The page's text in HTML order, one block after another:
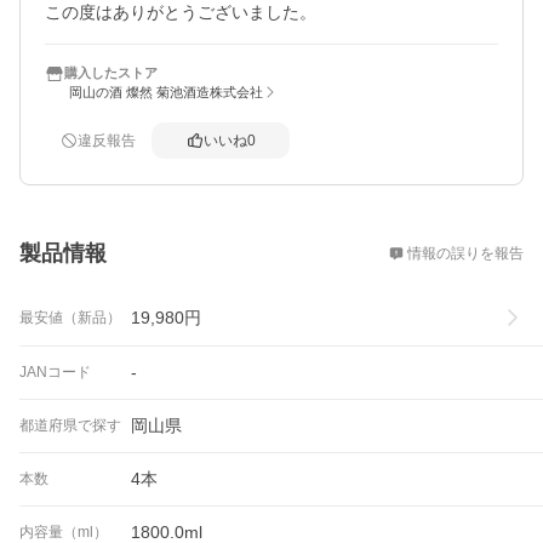
この度はありがとうございました。
購入したストア
岡山の酒 燦然 菊池酒造株式会社
違反報告 いいね0
製品情報 情報の誤りを報告
最安値（新品） 19,980円
JANコード -
都道府県で探す 岡山県
本数 4本
内容量（ml） 1800.0ml